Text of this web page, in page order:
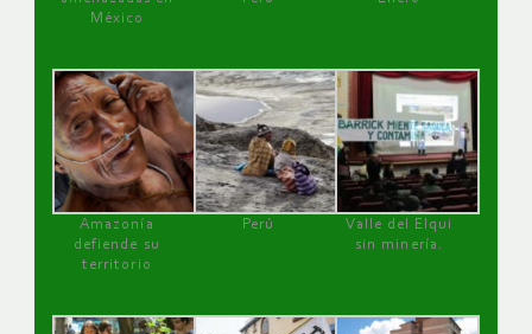
México
Amazonía
defiende su
territorio
Perú
Valle del Elqui
sin minería.